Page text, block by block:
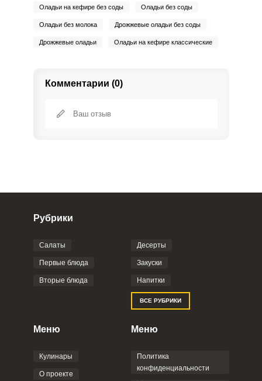
Оладьи на кефире без соды Оладьи без соды
Оладьи без молока Дрожжевые оладьи без соды
Дрожжевые оладьи Оладьи на кефире классические
Комментарии (0)
Фото до 4 шт, до 5 mb
Отправляя эту форму, вы соглашаетесь с
Политикой
Пользовательским
соглашением
Рубрики
Салаты
Первые блюда
Вторые блюда
Десерты
Закуски
Напитки
ВСЕ РУБРИКИ
Меню
Кулинары
О проекте
Меню
Политика
конфиденциальности